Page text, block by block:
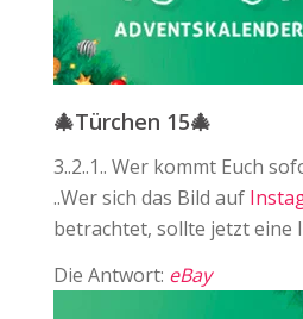
🎄Türchen 15🎄
3..2..1.. Wer kommt Euch
..Wer sich das Bild auf ⁠
betrachtet, sollte jetzt eine
Die Antwort: eBay